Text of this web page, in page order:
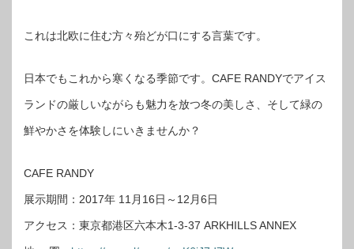
これは北欧に住む方々殆どが口にする言葉です。
日本でもこれから寒くなる季節です。CAFE RANDYでアイス
ランドの厳しいながらも魅力を放つ冬の美しさ、そして緑の
鮮やかさを体験しにいきませんか？
CAFE RANDY
展示期間：2017年 11月16日～12月6日
アクセス：東京都港区六本木1-3-37 ARKHILLS ANNEX